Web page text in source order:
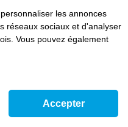
poser des questions,
Christel Thoreau-Chaloin
professionnelle
Côte d’Azur accomagne des
complète Fabrice Marion,
« Nos parcours en
un large éventail de
restauration, logistique… »
les annonces
réseaux sociaux et d'analyser
Vous pouvez également
Accepter